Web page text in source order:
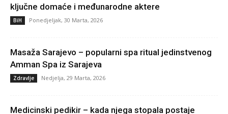
ključne domaće i međunarodne aktere
BiH Ponedjeljak, 30 Marta, 2026
Masaža Sarajevo – popularni spa ritual jedinstvenog
Amman Spa iz Sarajeva
Zdravlje Nedjelja, 29 Marta, 2026
Medicinski pedikir – kada njega stopala postaje